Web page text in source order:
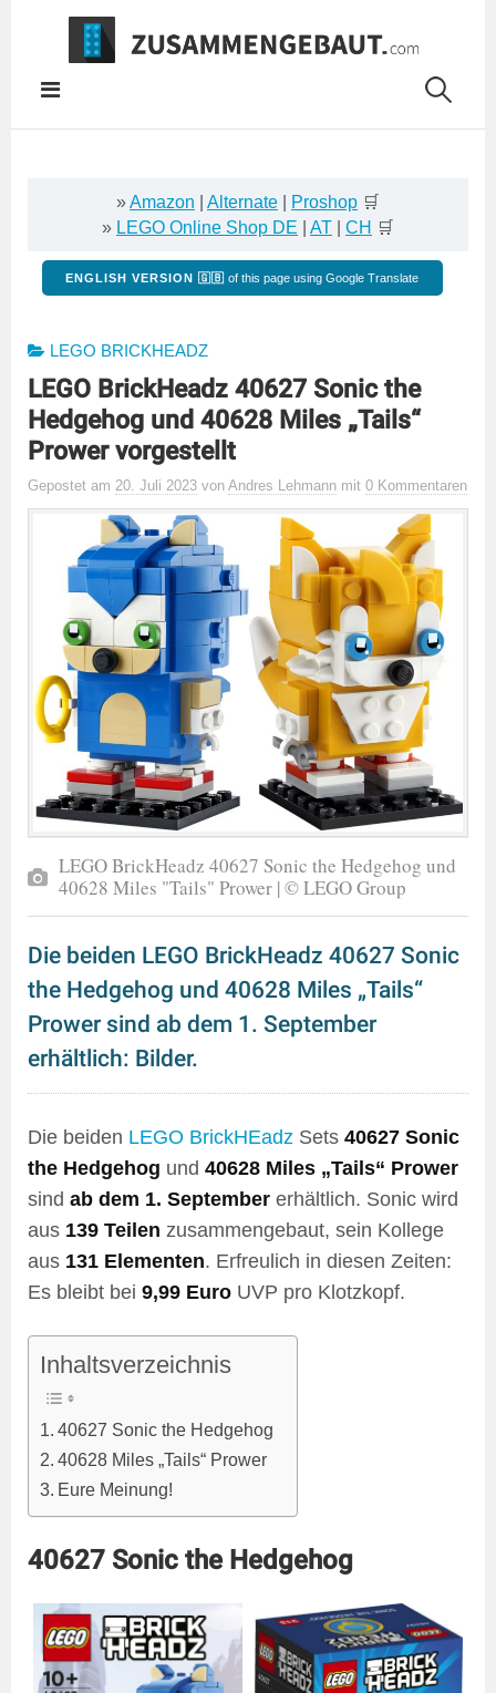
Springe
Inhalt
»Amazon Alternate Proshop 🛒
» LEGO Online Shop DE AT CH 🛒
ENGLISH VERSION 🇬🇧 of this page using Google Translate
LEGO BRICKHEADZ
LEGO BrickHeadz 40627 Sonic the
Hedgehog und 40628 Miles „Tails“
Prower vorgestellt
Gepostet am 20. Juli 2023 von Andres Lehmann mit 0 Kommentaren
LEGO BrickHeadz 40627 Sonic the Hedgehog und
40628 Miles "Tails" Prower | © LEGO Group
Die beiden LEGO BrickHeadz 40627 Sonic
the Hedgehog und 40628 Miles „Tails“
Prower sind ab dem 1. September
erhältlich: Bilder.
Die beiden LEGO BrickHEadz Sets 40627 Sonic
the Hedgehog und 40628 Miles „Tails“ Prower
sind ab dem 1. September erhältlich. Sonic wird
aus 139 Teilen zusammengebaut, sein Kollege
aus 131 Elementen. Erfreulich in diesen Zeiten:
Es bleibt bei 9,99 Euro UVP pro Klotzkopf.
Inhaltsverzeichnis
40627 Sonic the Hedgehog
40628 Miles „Tails“ Prower
Eure Meinung!
40627 Sonic the Hedgehog